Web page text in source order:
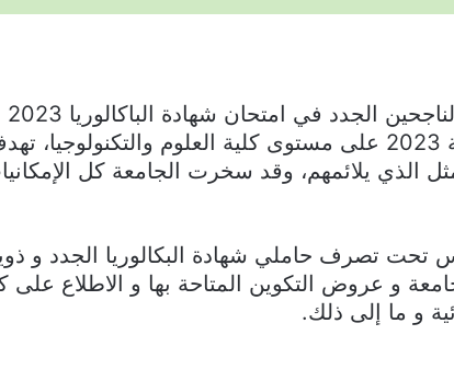
المفتوحة على الجامعة من 20 إلى 22 جويلية 2023 على مستوى كلية
الذي يلائمهم، وقد سخرت الجامعة كل
تحت تصرف حاملي شهادة البكالوريا الجدد و
و عروض التكوين المتاحة بها و الاطلاع على
و ما إلى ذلك.